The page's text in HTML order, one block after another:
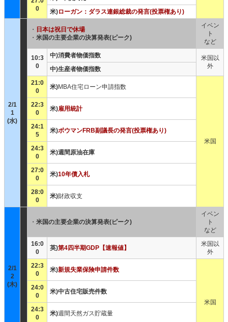
0
米)ローガン：ダラス連銀総裁の発言(投票権あり)
2/1
1
(水)
・ 日本は祝日で休場
・ 米国の主要企業の決算発表(ピーク)
イベン
ト
など
10:3
0
中)消費者物価指数
米国以
外
中)生産者物価指数
21:0
0
米)MBA住宅ローン申請指数
米国
22:3
0
米)雇用統計
24:1
5
米)ボウマンFRB副議長の発言(投票権あり)
24:3
0
米)週間原油在庫
27:0
0
米)10年債入札
28:0
0
米)財政収支
2/1
2
(木)
・ 米国の主要企業の決算発表(ピーク)
イベン
ト
など
16:0
0
英)第4四半期GDP【速報値】
米国以
外
22:3
0
米)新規失業保険申請件数
米国
24:0
0
米)中古住宅販売件数
24:3
0
米)週間天然ガス貯蔵量